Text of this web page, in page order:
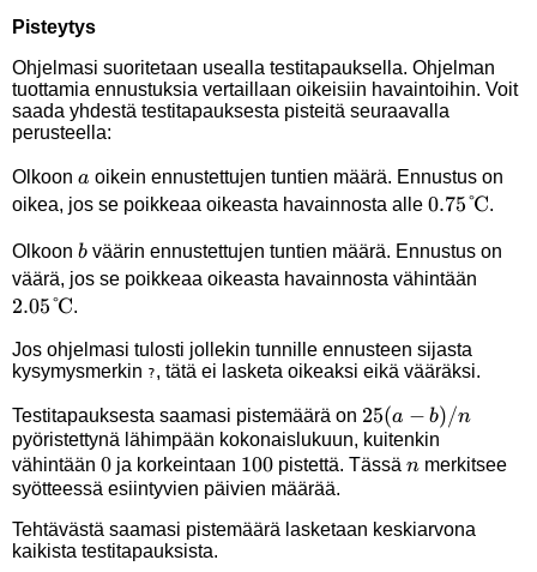
Pisteytys
Ohjelmasi suoritetaan usealla testitapauksella. Ohjelman
tuottamia ennustuksia vertaillaan oikeisiin havaintoihin. Voit
saada yhdestä testitapauksesta pisteitä seuraavalla
perusteella:
Olkoon a
a oikein ennustettujen tuntien määrä. Ennustus on
oikea, jos se poikkeaa oikeasta havainnosta alle 0.75
C
0.75°C.
Olkoon b
bväärin ennustettujen tuntien määrä. Ennustus on
väärä, jos se poikkeaa oikeasta havainnosta vähintään
2.05°C.
Jos ohjelmasi tulosti jollekin tunnille ennusteen sijasta
kysymysmerkin ?, tätä ei lasketa oikeaksi eikä vääräksi.
Testitapauksesta saamasi pistemäärä on 25(a-
b)/n
25(a − b)/n
pyöristettynä lähimpään kokonaislukuun, kuitenkin
vähintään 0
0ja korkeintaan 100
100pistettä. Tässä n
nmerkitsee
syötteessä esiintyvien päivien määrää.
Tehtävästä saamasi pistemäärä lasketaan keskiarvona
kaikista testitapauksista.